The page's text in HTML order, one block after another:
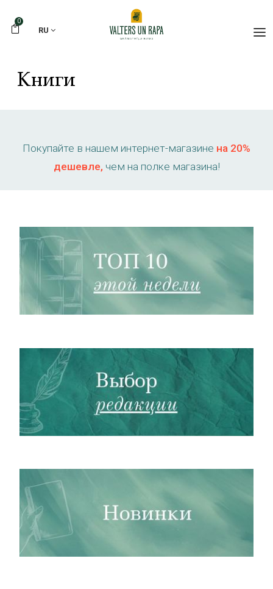
0
RU
Книги
Покупайте в нашем интернет-магазине на 20%
дешевле, чем на полке магазина!